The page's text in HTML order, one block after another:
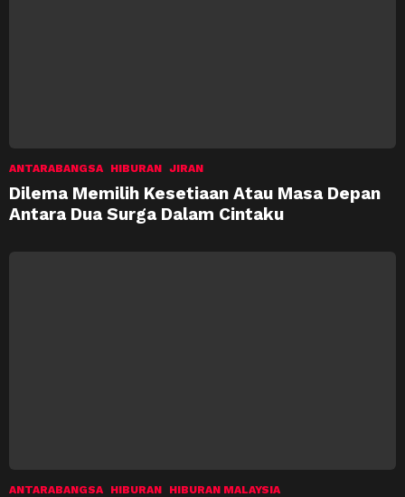
ANTARABANGSA HIBURAN JIRAN
Dilema Memilih Kesetiaan Atau Masa Depan
Antara Dua Surga Dalam Cintaku
ANTARABANGSA HIBURAN HIBURAN MALAYSIA